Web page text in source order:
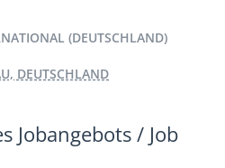
(DEUTSCHLAND)
DEUTSCHLAND
Jobangebots / Job